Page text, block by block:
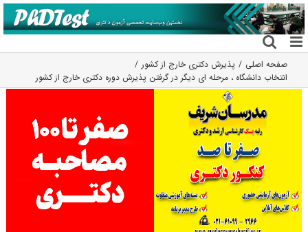
رفتن
به
محتوا
صفحه اصلی
پذیرش دکتری خارج از کشور
انتخاب دانشگاه ، مرحله ای دیگر در گرفتن پذیرش دوره دکتری خارج از کشور